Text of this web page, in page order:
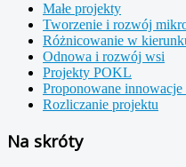
Małe projekty
Tworzenie i rozwój
Różnicowanie w
Odnowa i rozwój wsi
Projekty POKL
Proponowane
Rozliczanie projektu
Na skróty